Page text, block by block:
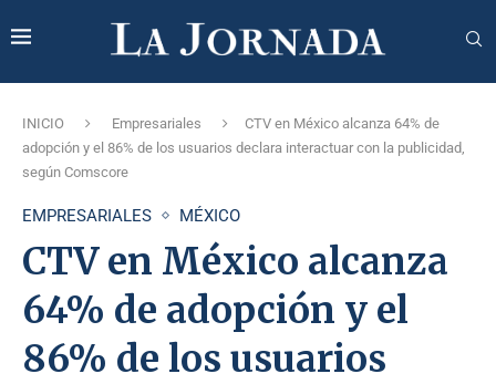
INICIO Empresariales
CTV en México alcanza 64% de
adopción y el 86% de los usuarios declara interactuar con la publicidad,
según Comscore
EMPRESARIALES MÉXICO
CTV en México alcanza
64% de adopción y el
86% de los usuarios